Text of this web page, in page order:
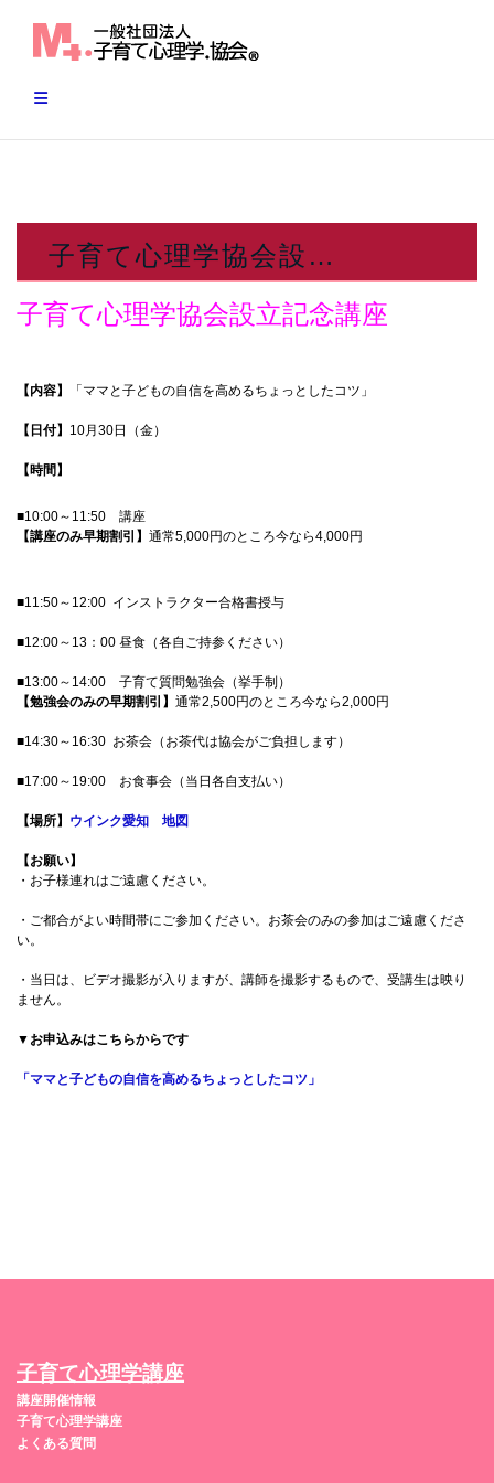
子育て心理学協会設…
子育て心理学協会設立記念講座
【内容】 「ママと子どもの自信を高めるちょっとしたコツ」
【日付】 10月30日（金）
【時間】
■10:00～11:50 講座
【講座のみ早期割引】 通常5,000円のところ今なら4,000円
■11:50～12:00 インストラクター合格書授与
■12:00～13：00 昼食（各自ご持参ください）
■13:00～14:00 子育て質問勉強会（挙手制）
【勉強会のみの早期割引】 通常2,500円のところ今なら2,000円
■14:30～16:30 お茶会（お茶代は協会がご負担します）
■17:00～19:00 お食事会（当日各自支払い）
【場所】 ウインク愛知 地図
【お願い】
・お子様連れはご遠慮ください。
・ご都合がよい時間帯にご参加ください。お茶会のみの参加はご遠慮くださ
い。
・当日は、ビデオ撮影が入りますが、講師を撮影するもので、受講生は映り
ません。
▼お申込みはこちらからです
「ママと子どもの自信を高めるちょっとしたコツ」
子育て心理学講座
講座開催情報
子育て心理学講座
よくある質問